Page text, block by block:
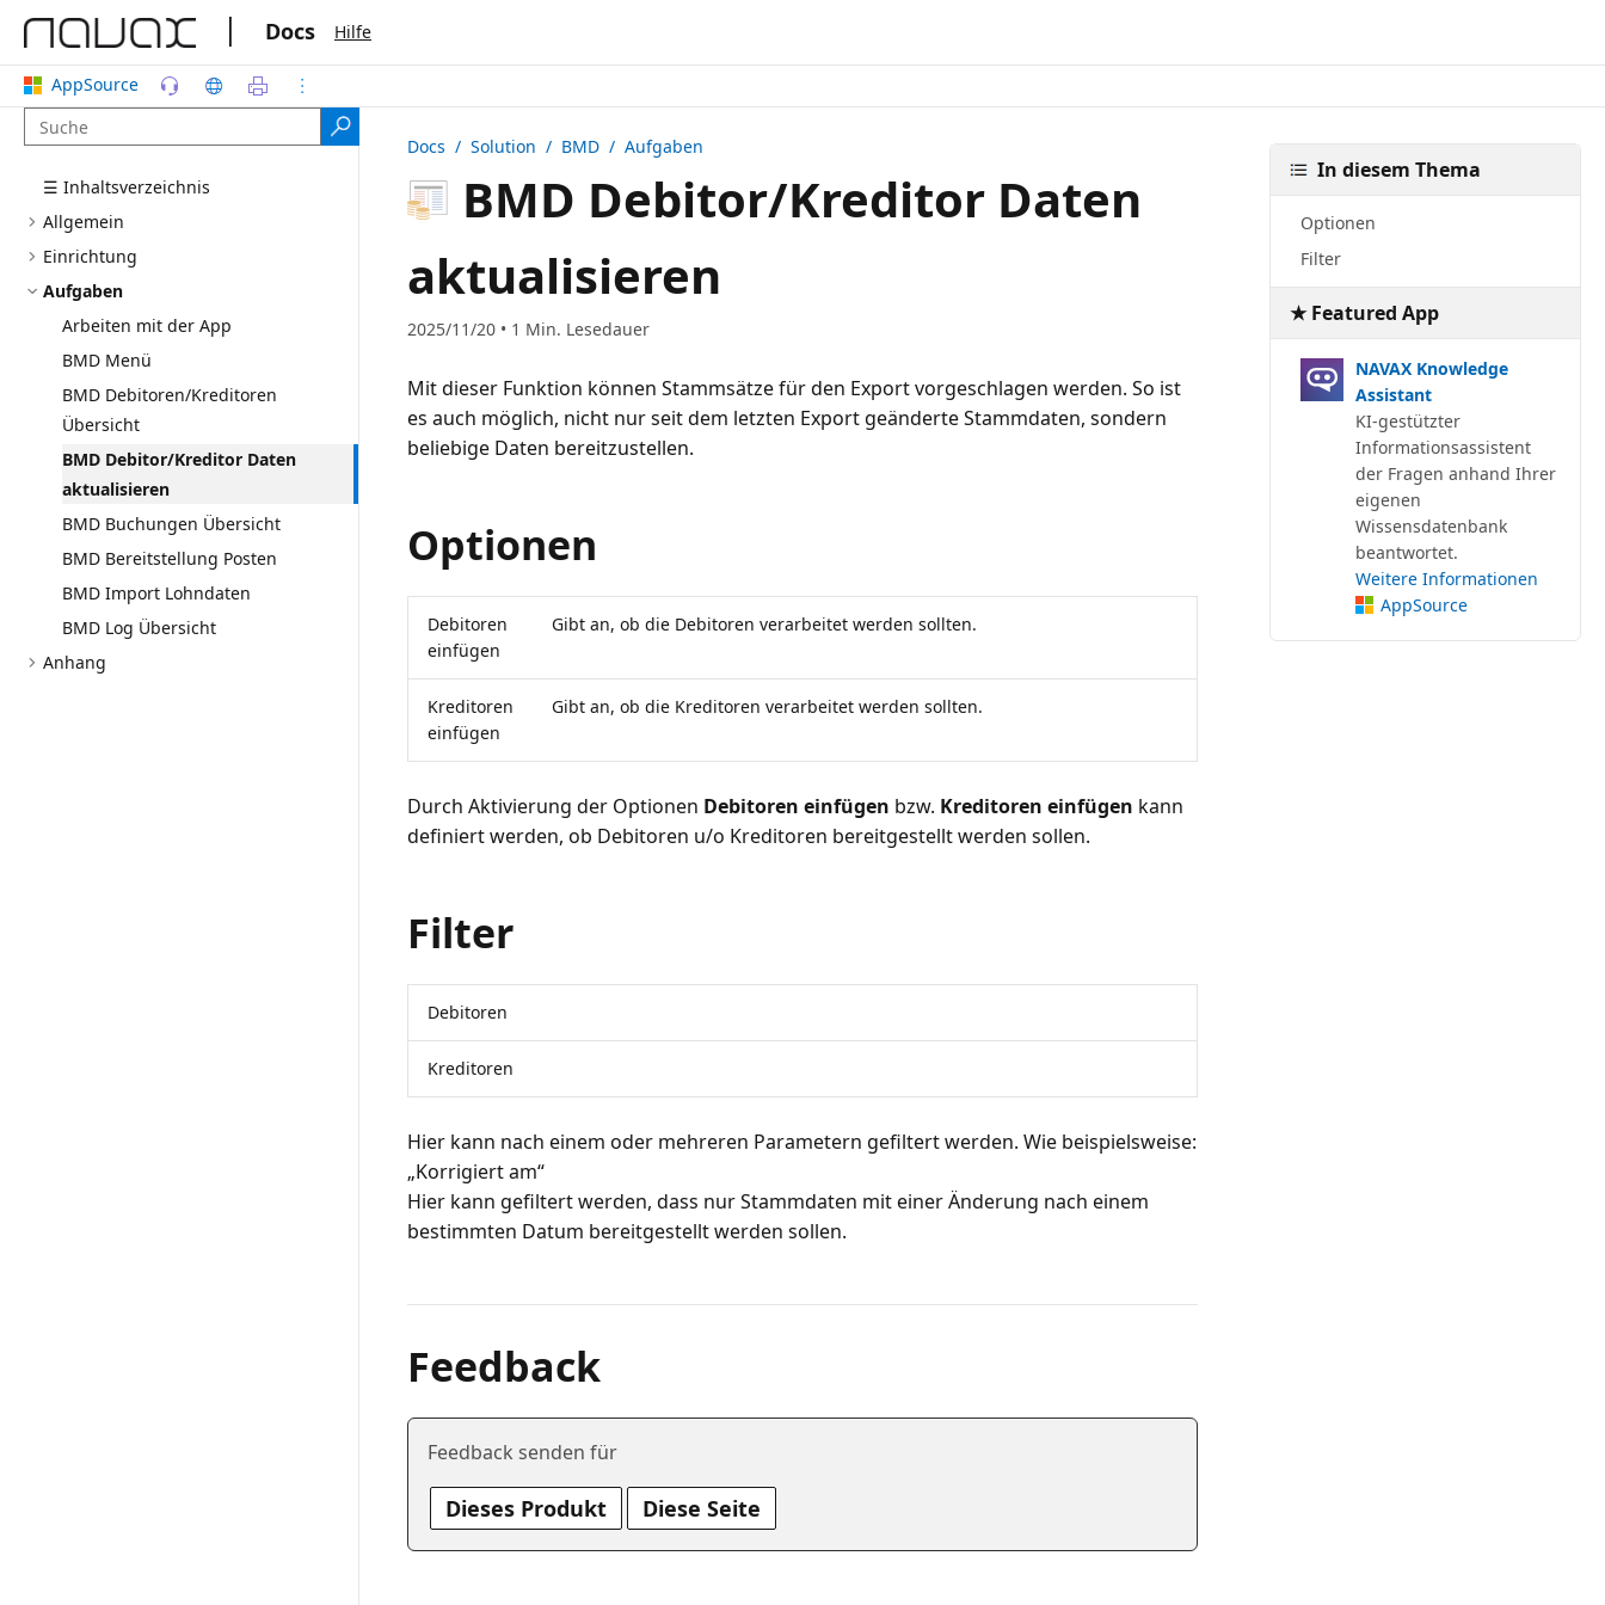
| Docs Hilfe
AppSource
☰ Inhaltsverzeichnis
Allgemein
Einrichtung
Aufgaben
Arbeiten mit der App
BMD Menü
BMD Debitoren/Kreditoren
Übersicht
BMD Debitor/Kreditor Daten
aktualisieren
BMD Buchungen Übersicht
BMD Bereitstellung Posten
BMD Import Lohndaten
BMD Log Übersicht
Anhang
Docs / Solution / BMD/ Aufgaben
BMD Debitor/Kreditor Daten
aktualisieren
2025/11/20 • 1 Min. Lesedauer
Mit dieser Funktion können Stammsätze für den Export vorgeschlagen werden. So ist
es auch möglich, nicht nur seit dem letzten Export geänderte Stammdaten, sondern
beliebige Daten bereitzustellen.
Optionen
Debitoren
einfügen
Gibt an, ob die Debitoren verarbeitet werden sollten.
Kreditoren
einfügen
Gibt an, ob die Kreditoren verarbeitet werden sollten.
Durch Aktivierung der Optionen Debitoren einfügen bzw. Kreditoren einfügen kann
definiert werden, ob Debitoren u/o Kreditoren bereitgestellt werden sollen.
Filter
Debitoren
Kreditoren
Hier kann nach einem oder mehreren Parametern gefiltert werden. Wie beispielsweise:
„Korrigiert am“
Hier kann gefiltert werden, dass nur Stammdaten mit einer Änderung nach einem
Feedback
Feedback senden für
Dieses Produkt Diese Seite
In diesem Thema
Optionen
Filter
★ Featured App
NAVAX Knowledge
Assistant
KI-gestützter
Informationsassistent
der Fragen anhand Ihrer
eigenen
Wissensdatenbank
beantwortet.
Weitere Informationen
AppSource